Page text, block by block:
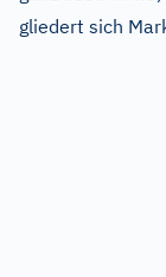
gliedert sich